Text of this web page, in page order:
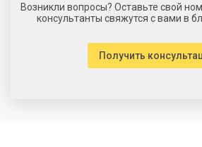
Возникли вопросы? Оставьте свой
консультанты свяжутся с вами в
Получить